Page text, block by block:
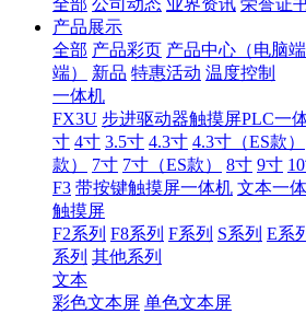
全部 公司动态 业界资讯 荣誉证
产品展示
全部 产品彩页 产品中心（电脑端
端）
新品 特惠活动 温度控制
一体机
FX3U 步进驱动器触摸屏PLC一
寸 4寸 3.5寸 4.3寸 4.3寸（ES款）
款）
7寸 7寸（ES款） 8寸 9寸
F3 带按键触摸屏一体机 文本一
触摸屏
F2系列 F8系列 F系列 S系列 E系
系列 其他系列
文本
彩色文本屏 单色文本屏